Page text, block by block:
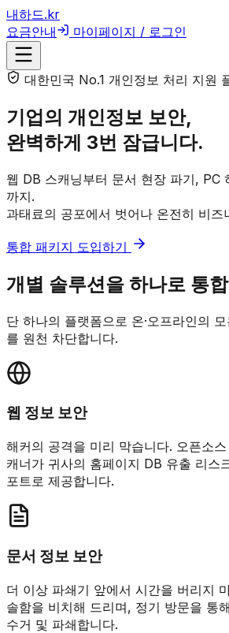
내하드.kr
요금안내
마이페이지 / 로그인
대한민국 No.1 개인정보 처리 지원
기업의 개인정보 보안,
완벽하게 3번 잠급니다.
웹 DB 스캐닝부터 문서 현장 파기, PC
까지.
과태료의 공포에서 벗어나 온전히 비즈
통합 패키지 도입하기
개별 솔루션을 하나로 통
단 하나의 플랫폼으로 온·오프라인의
를 원천 차단합니다.
웹 정보 보안
해커의 공격을 미리 막습니다. 오픈소
캐너가 귀사의 홈페이지 DB 유출 리스
포트로 제공합니다.
문서 정보 보안
더 이상 파쇄기 앞에서 시간을 버리지
솔함을 비치해 드리며, 정기 방문을 통
수거 및 파쇄합니다.